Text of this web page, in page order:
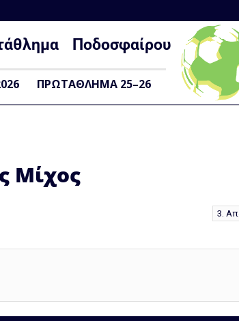
Ποδοσφαίρου
ΠΡΩΤΑΘΛΗΜΑ 25–26
Μίχος